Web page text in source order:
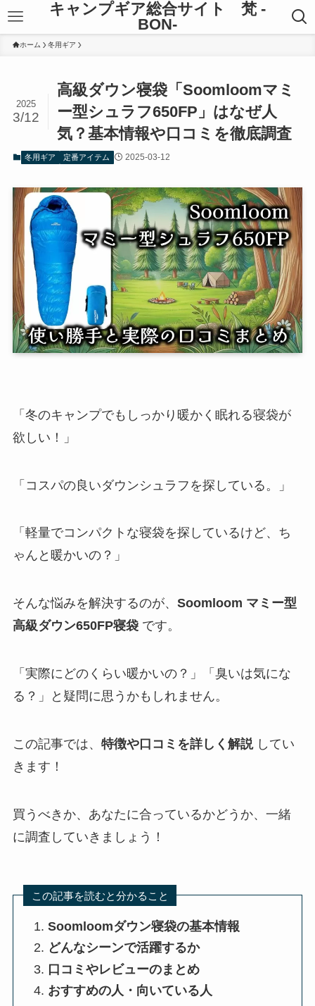
キャンプギア総合サイト 梵 -
BON-
ホーム 冬用ギア
高級ダウン寝袋「Soomloomマミ
ー型シュラフ650FP」はなぜ人
気？基本情報や口コミを徹底調査
2025
3/12
冬用ギア 定番アイテム 2025-03-12
「冬のキャンプでもしっかり暖かく眠れる寝袋が
欲しい！」
「コスパの良いダウンシュラフを探している。」
「軽量でコンパクトな寝袋を探しているけど、ち
ゃんと暖かいの？」
そんな悩みを解決するのが、 Soomloom マミー型
高級ダウン650FP寝袋です。
「実際にどのくらい暖かいの？」「臭いは気にな
る？」と疑問に思うかもしれません。
この記事では、 特徴や口コミを詳しく解説してい
きます！
買うべきか、あなたに合っているかどうか、一緒
に調査していきましょう！
この記事を読むと分かること
Soomloomダウン寝袋の基本情報
どんなシーンで活躍するか
口コミやレビューのまとめ
おすすめの人・向いている人